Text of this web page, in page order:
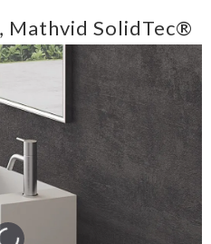
Mathvid SolidTec®